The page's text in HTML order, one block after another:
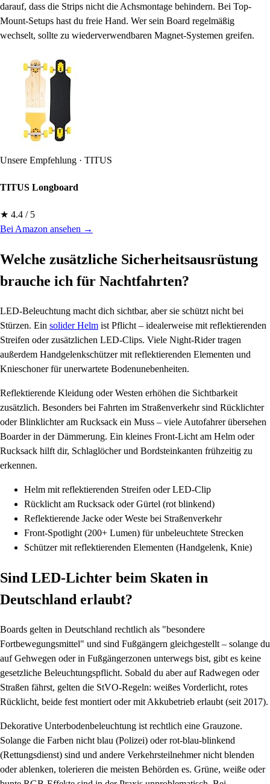
darauf, dass die Strips nicht die Achsmontage behindern. Bei Top-
Mount-Setups hast du freie Hand. Wer sein Board regelmäßig
wechselt, sollte zu wiederverwendbaren Magnet-Systemen greifen.
Unsere Empfehlung · TITUS
TITUS Longboard
★ 4.4 / 5
Bei Amazon ansehen →
Welche zusätzliche Sicherheitsausrüstung
brauche ich für Nachtfahrten?
LED-Beleuchtung macht dich sichtbar, aber sie schützt nicht bei
Stürzen. Ein solider Helm ist Pflicht – idealerweise mit reflektierenden
Streifen oder zusätzlichen LED-Clips. Viele Night-Rider tragen
außerdem Handgelenkschützer mit reflektierenden Elementen und
Knieschoner für unerwartete Bodenunebenheiten.
Reflektierende Kleidung oder Westen erhöhen die Sichtbarkeit
zusätzlich. Besonders bei Fahrten im Straßenverkehr sind Rücklichter
oder Blinklichter am Rucksack ein Muss – viele Autofahrer übersehen
Boarder in der Dämmerung. Ein kleines Front-Licht am Helm oder
Rucksack hilft dir, Schlaglöcher und Bordsteinkanten frühzeitig zu
erkennen.
Helm mit reflektierenden Streifen oder LED-Clip
Rücklicht am Rucksack oder Gürtel (rot blinkend)
Reflektierende Jacke oder Weste bei Straßenverkehr
Front-Spotlight (200+ Lumen) für unbeleuchtete Strecken
Schützer mit reflektierenden Elementen (Handgelenk, Knie)
Sind LED-Lichter beim Skaten in
Deutschland erlaubt?
Boards gelten in Deutschland rechtlich als "besondere
Fortbewegungsmittel" und sind Fußgängern gleichgestellt – solange du
auf Gehwegen oder in Fußgängerzonen unterwegs bist, gibt es keine
gesetzliche Beleuchtungspflicht. Sobald du aber auf Radwegen oder
Straßen fährst, gelten die StVO-Regeln: weißes Vorderlicht, rotes
Rücklicht, beide fest montiert oder mit Akkubetrieb erlaubt (seit 2017).
Dekorative Unterbodenbeleuchtung ist rechtlich eine Grauzone.
Solange die Farben nicht blau (Polizei) oder rot-blau-blinkend
(Rettungsdienst) sind und andere Verkehrsteilnehmer nicht blenden
oder ablenken, tolerieren die meisten Behörden es. Grüne, weiße oder